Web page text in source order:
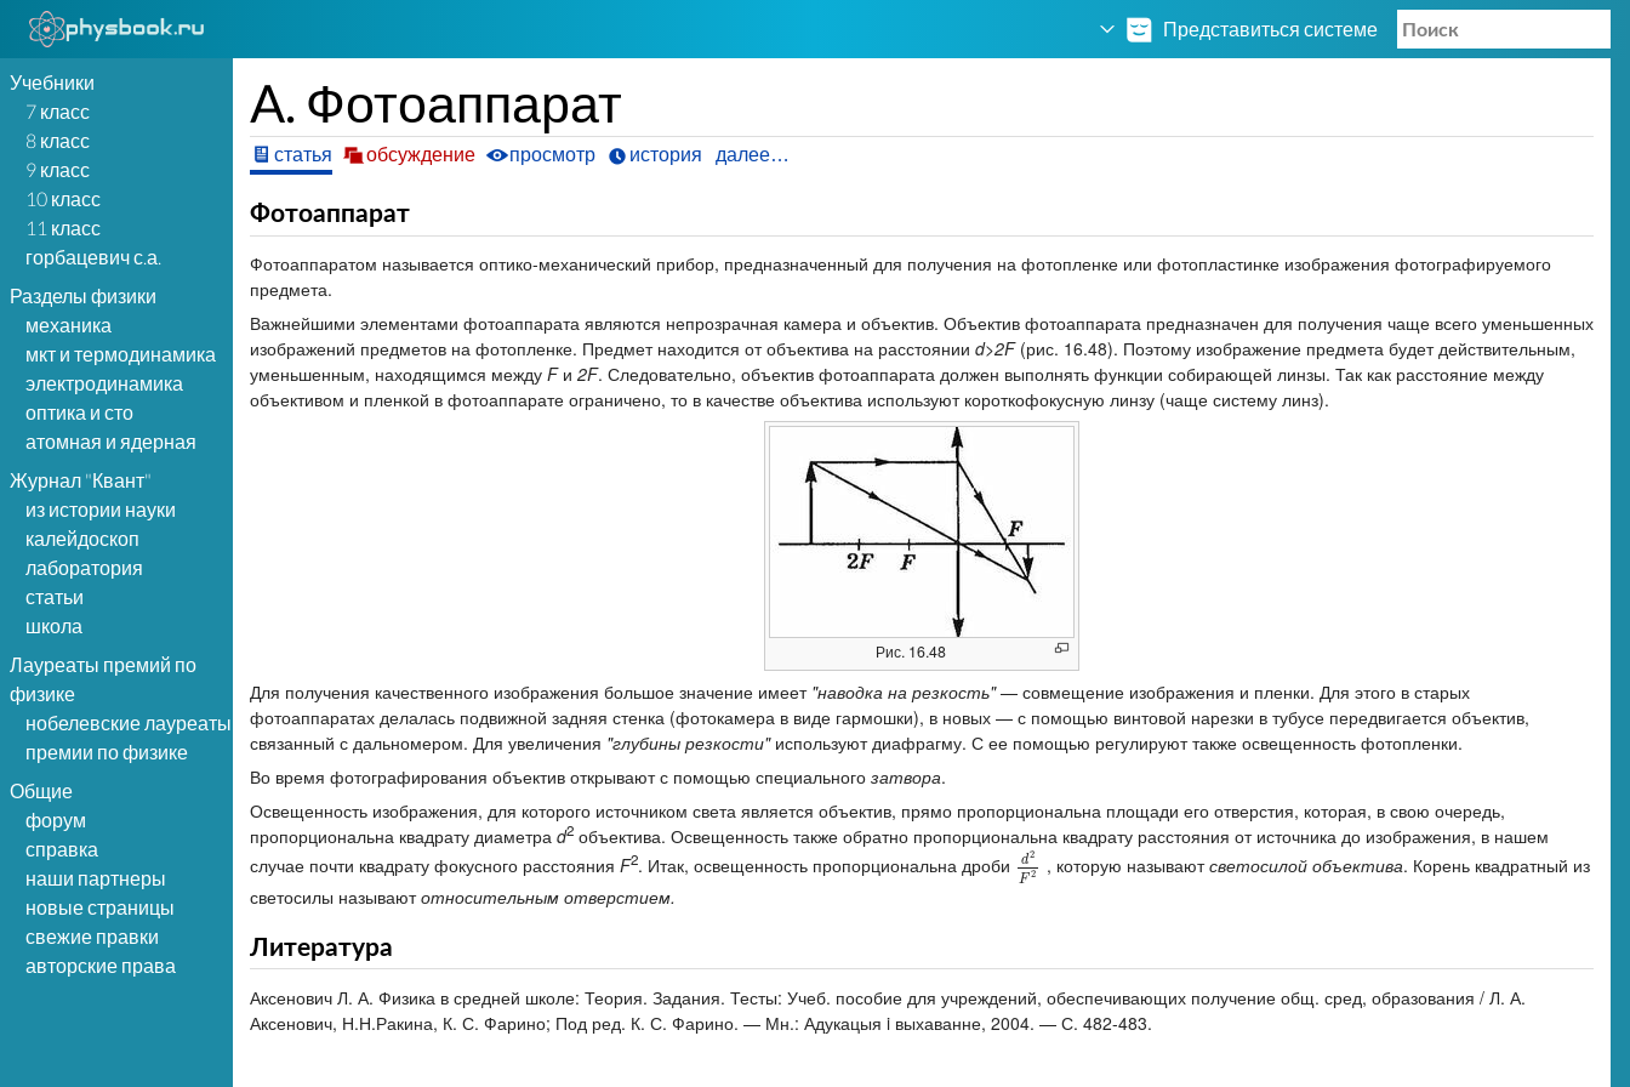
Представиться системе
Учебники
7 класс
8 класс
9 класс
10 класс
11 класс
горбацевич с.а.
Разделы физики
механика
мкт и термодинамика
электродинамика
оптика и сто
атомная и ядерная
Журнал "Квант"
из истории науки
калейдоскоп
лаборатория
статьи
школа
Лауреаты премий по
физике
нобелевские лауреаты
премии по физике
Общие
форум
справка
наши партнеры
новые страницы
свежие правки
авторские права
A. Фотоаппарат
статья обсуждение просмотр история далее…
Фотоаппарат
Фотоаппаратом называется оптико-механический прибор, предназначенный для получения на фотопленке или фотопластинке изображения фотографируемого
предмета.
Важнейшими элементами фотоаппарата являются непрозрачная камера и объектив. Объектив фотоаппарата предназначен для получения чаще всего уменьшенных
изображений предметов на фотопленке. Предмет находится от объектива на расстоянии d>2F(рис. 16.48). Поэтому изображение предмета будет действительным,
уменьшенным, находящимся между Fи 2F. Следовательно, объектив фотоаппарата должен выполнять функции собирающей линзы. Так как расстояние между
объективом и пленкой в фотоаппарате ограничено, то в качестве объектива используют короткофокусную линзу (чаще систему линз).
Рис. 16.48
Для получения качественного изображения большое значение имеет "наводка на резкость"— совмещение изображения и пленки. Для этого в старых
фотоаппаратах делалась подвижной задняя стенка (фотокамера в виде гармошки), в новых — с помощью винтовой нарезки в тубусе передвигается объектив,
связанный с дальномером. Для увеличения "глубины резкости"используют диафрагму. С ее помощью регулируют также освещенность фотопленки.
Во время фотографирования объектив открывают с помощью специального затвора.
Освещенность изображения, для которого источником света является объектив, прямо пропорциональна площади его отверстия, которая, в свою очередь,
пропорциональна квадрату диаметра d2 объектива. Освещенность также обратно пропорциональна квадрату расстояния от источника до изображения, в нашем
случае почти квадрату фокусного расстояния F2. Итак, освещенность пропорциональна дроби d2
F 2
d2F 2, которую называютсветосилой объектива. Корень квадратный из
светосилы называютотносительным отверстием.
Литература
Аксенович Л. А. Физика в средней школе: Теория. Задания. Тесты: Учеб. пособие для учреждений, обеспечивающих получение общ. сред, образования / Л. А.
Аксенович, Н.Н.Ракина, К. С. Фарино; Под ред. К. С. Фарино. — Мн.: Адукацыя i выхаванне, 2004. — С. 482-483.